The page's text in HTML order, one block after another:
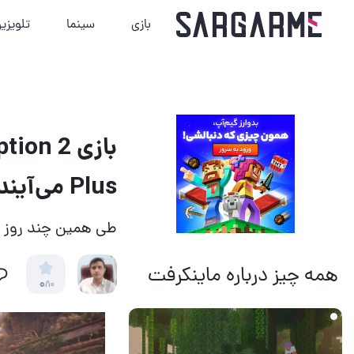
بازی سینما
همه چیز درباره ماینکرفت
21 ساعت قبل
Plus می‌آیند
طی همین چند روز
0/10